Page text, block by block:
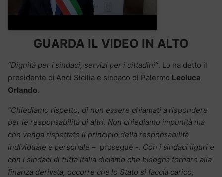
GUARDA IL VIDEO IN ALTO
“Dignità per i sindaci, servizi per i cittadini”. Lo ha detto il
presidente di Anci Sicilia e sindaco di Palermo Leoluca
Orlando.
“Chiediamo rispetto, di non essere chiamati a rispondere
per le responsabilità di altri. Non chiediamo impunità ma
che venga rispettato il principio della responsabilità
individuale e personale – prosegue -. Con i sindaci liguri e
con i sindaci di tutta Italia diciamo che bisogna tornare alla
finanza derivata, occorre che lo Stato si faccia carico,